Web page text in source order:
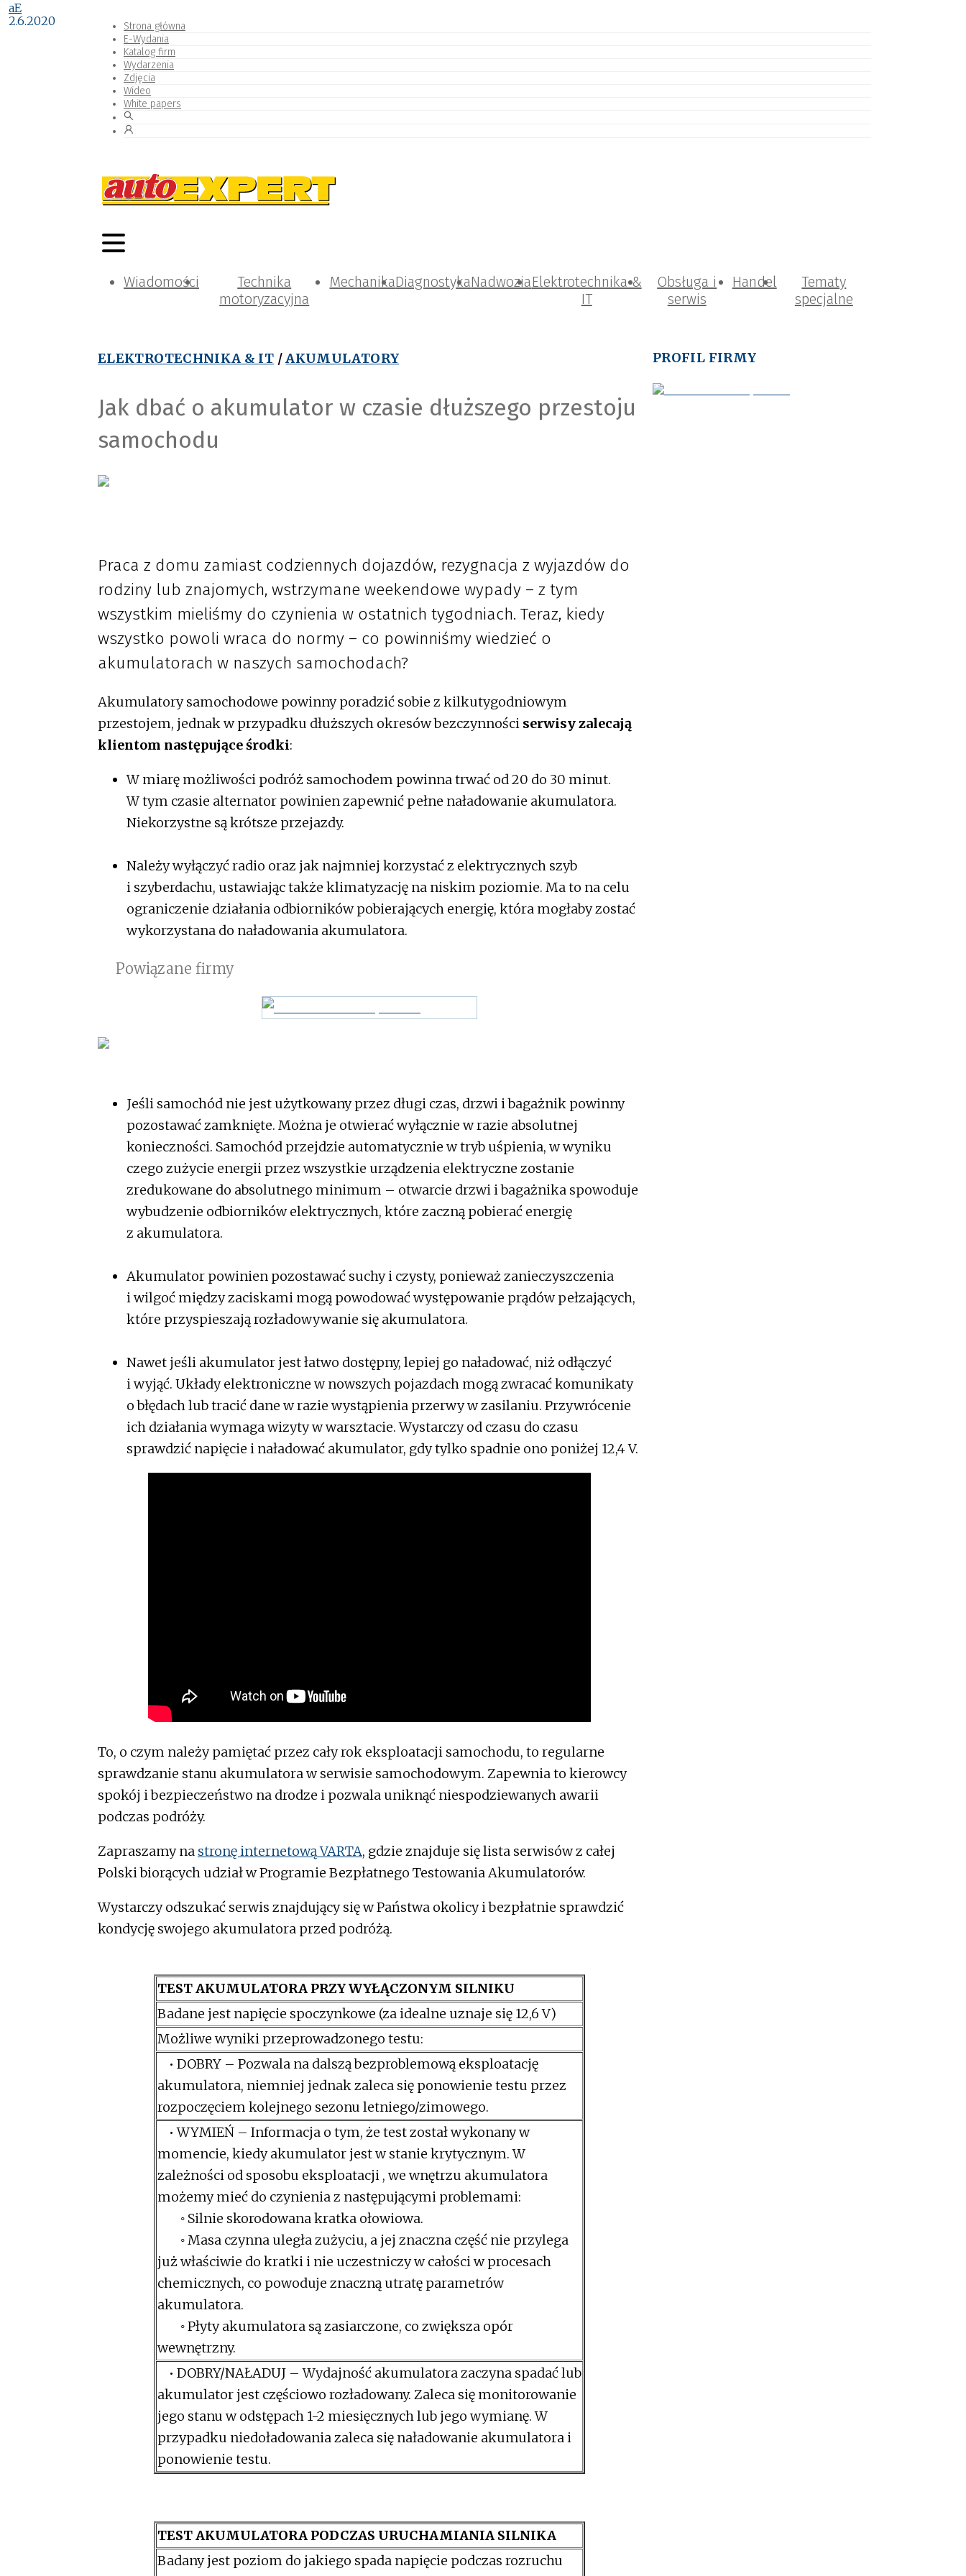
Strona główna
E-Wydania
Katalog firm
Wydarzenia
Zdjęcia
Wideo
White papers
Wiadomości
Technika
motoryzacyjna
MechanikaDiagnostykaNadwoziaElektrotechnika &
IT
Obsługa i
serwis
Handel
Tematy
specjalne
ELEKTROTECHNIKA & IT /AKUMULATORY
Jak dbać o akumulator w czasie dłuższego przestoju
samochodu
aE
2.6.2020
Praca z domu zamiast codziennych dojazdów, rezygnacja z wyjazdów do
rodziny lub znajomych, wstrzymane weekendowe wypady – z tym
wszystkim mieliśmy do czynienia w ostatnich tygodniach. Teraz, kiedy
wszystko powoli wraca do normy – co powinniśmy wiedzieć o
akumulatorach w naszych samochodach?
Akumulatory samochodowe powinny poradzić sobie z kilkutygodniowym
przestojem, jednak w przypadku dłuższych okresów bezczynności serwisy zalecają
klientom następujące środki:
W miarę możliwości podróż samochodem powinna trwać od 20 do 30 minut.
W tym czasie alternator powinien zapewnić pełne naładowanie akumulatora.
Niekorzystne są krótsze przejazdy.
Należy wyłączyć radio oraz jak najmniej korzystać z elektrycznych szyb
i szyberdachu, ustawiając także klimatyzację na niskim poziomie. Ma to na celu
ograniczenie działania odbiorników pobierających energię, która mogłaby zostać
wykorzystana do naładowania akumulatora.
Powiązane firmy
Jeśli samochód nie jest użytkowany przez długi czas, drzwi i bagażnik powinny
pozostawać zamknięte. Można je otwierać wyłącznie w razie absolutnej
konieczności. Samochód przejdzie automatycznie w tryb uśpienia, w wyniku
czego zużycie energii przez wszystkie urządzenia elektryczne zostanie
zredukowane do absolutnego minimum – otwarcie drzwi i bagażnika spowoduje
wybudzenie odbiorników elektrycznych, które zaczną pobierać energię
z akumulatora.
Akumulator powinien pozostawać suchy i czysty, ponieważ zanieczyszczenia
i wilgoć między zaciskami mogą powodować występowanie prądów pełzających,
które przyspieszają rozładowywanie się akumulatora.
Nawet jeśli akumulator jest łatwo dostępny, lepiej go naładować, niż odłączyć
i wyjąć. Układy elektroniczne w nowszych pojazdach mogą zwracać komunikaty
o błędach lub tracić dane w razie wystąpienia przerwy w zasilaniu. Przywrócenie
ich działania wymaga wizyty w warsztacie. Wystarczy od czasu do czasu
sprawdzić napięcie i naładować akumulator, gdy tylko spadnie ono poniżej 12,4 V.
To, o czym należy pamiętać przez cały rok eksploatacji samochodu, to regularne
sprawdzanie stanu akumulatora w serwisie samochodowym. Zapewnia to kierowcy
spokój i bezpieczeństwo na drodze i pozwala uniknąć niespodziewanych awarii
podczas podróży.
Zapraszamy na stronę internetową VARTA, gdzie znajduje się lista serwisów z całej
Polski biorących udział w Programie Bezpłatnego Testowania Akumulatorów.
Wystarczy odszukać serwis znajdujący się w Państwa okolicy i bezpłatnie sprawdzić
kondycję swojego akumulatora przed podróżą.
TEST AKUMULATORA PRZY WYŁĄCZONYM SILNIKU
Badane jest napięcie spoczynkowe (za idealne uznaje się 12,6 V)
Możliwe wyniki przeprowadzonego testu:
• DOBRY – Pozwala na dalszą bezproblemową eksploatację
akumulatora, niemniej jednak zaleca się ponowienie testu przez
rozpoczęciem kolejnego sezonu letniego/zimowego.
• WYMIEŃ – Informacja o tym, że test został wykonany w
momencie, kiedy akumulator jest w stanie krytycznym. W
zależności od sposobu eksploatacji , we wnętrzu akumulatora
możemy mieć do czynienia z następującymi problemami:
◦ Silnie skorodowana kratka ołowiowa.
◦ Masa czynna uległa zużyciu, a jej znaczna część nie przylega
już właściwie do kratki i nie uczestniczy w całości w procesach
chemicznych, co powoduje znaczną utratę parametrów
akumulatora.
◦ Płyty akumulatora są zasiarczone, co zwiększa opór
wewnętrzny.
• DOBRY/NAŁADUJ – Wydajność akumulatora zaczyna spadać lub
akumulator jest częściowo rozładowany. Zaleca się monitorowanie
jego stanu w odstępach 1-2 miesięcznych lub jego wymianę. W
przypadku niedoładowania zaleca się naładowanie akumulatora i
ponowienie testu.
TEST AKUMULATORA PODCZAS URUCHAMIANIA SILNIKA
Badany jest poziom do jakiego spada napięcie podczas rozruchu
PROFIL FIRMY